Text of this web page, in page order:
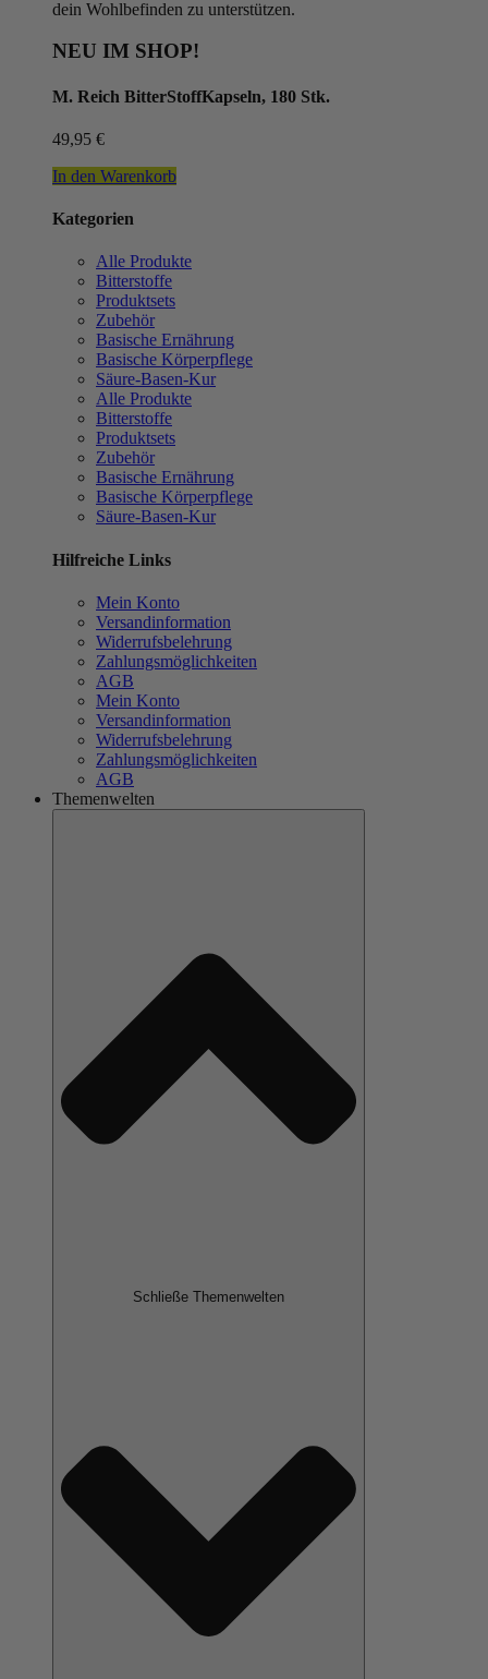
dein Wohlbefinden zu unterstützen.
NEU IM SHOP!
M. Reich BitterStoffKapseln, 180 Stk.
49,95 €
In den Warenkorb
Kategorien
Alle Produkte
Bitterstoffe
Produktsets
Zubehör
Basische Ernährung
Basische Körperpflege
Säure-Basen-Kur
Alle Produkte
Bitterstoffe
Produktsets
Zubehör
Basische Ernährung
Basische Körperpflege
Säure-Basen-Kur
Hilfreiche Links
Mein Konto
Versandinformation
Widerrufsbelehrung
Zahlungsmöglichkeiten
AGB
Mein Konto
Versandinformation
Widerrufsbelehrung
Zahlungsmöglichkeiten
AGB
Themenwelten
Schließe Themenwelten